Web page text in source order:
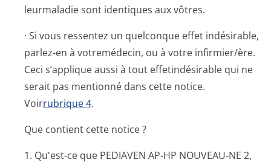
leurmaladie sont identiques aux vôtres.
· Si vous ressentez un quelconque effet indésirable,
parlez-en à votremédecin, ou à votre infirmier/ère.
Ceci s’applique aussi à tout effetindésirable qui ne
serait pas mentionné dans cette notice.
Voirrubrique 4.
Que contient cette notice ?
1. Qu'est-ce que PEDIAVEN AP-HP NOUVEAU-NE 2,